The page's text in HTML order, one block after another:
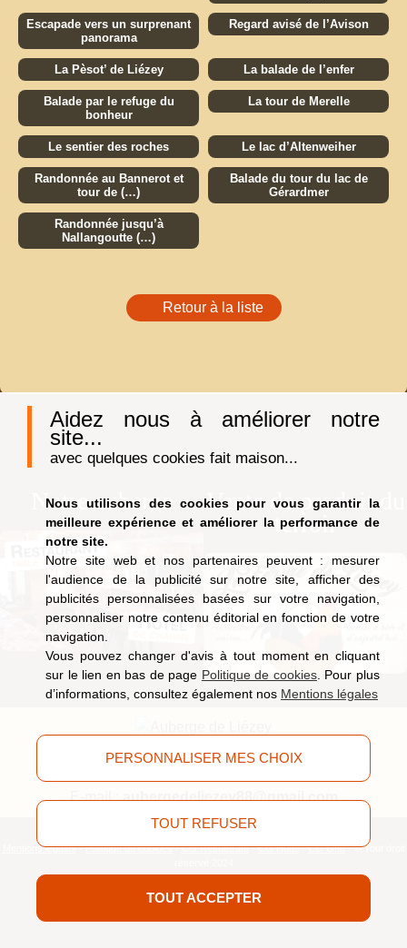
Aidez nous à améliorer notre
site...
avec quelques cookies fait maison...
Nous utilisons des cookies pour vous garantir la
meilleure expérience et améliorer la performance de
notre site.
Notre site web et nos partenaires peuvent : mesurer
l'audience de la publicité sur notre site, afficher des
publicités personnalisées basées sur votre navigation,
personnaliser notre contenu éditorial en fonction de votre
navigation.
Vous pouvez changer d'avis à tout moment en cliquant
sur le lien en bas de page Politique de cookies. Pour plus
d’informations, consultez également nos Mentions légales
TOUT REFUSER
PERSONNALISER MES CHOIX
TOUT ACCEPTER
Escapade vers un surprenant
panorama
Regard avisé de l’Avison
La Pèsot’ de Liézey La balade de l’enfer
Balade par le refuge du
bonheur
La tour de Merelle
Le sentier des roches Le lac d’Altenweiher
Randonnée au Bannerot et
tour de (…)
Balade du tour du lac de
Gérardmer
Randonnée jusqu’à
Nallangoutte (…)
Retour à la liste
Notre auberge
Vente de produit du
terroir
9, route de Saucefaing, 88400 Liézey(Vosges)
E-mail :aubergedeliezey88@gmail.com
Mentions légales-Politique de cookies-CG Restaurant-CG Hôtel-CG Gîte- © Tout droit